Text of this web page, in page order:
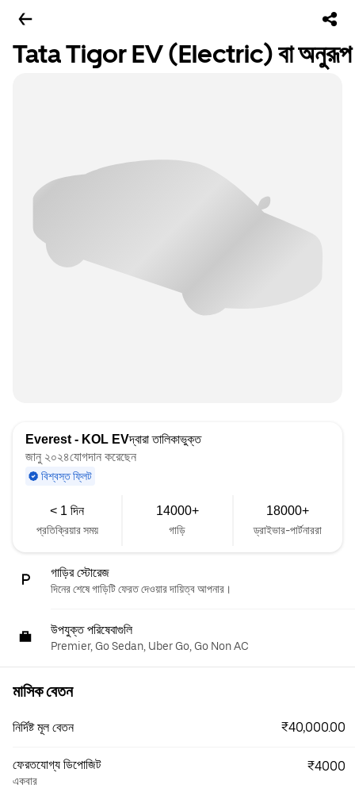
Tata Tigor EV (Electric) বা অনুরূপ
Everest - KOL EVদ্বারা তালিকাভুক্ত
জানু ২০২৪যোগদান করেছেন
বিশ্বস্ত ফ্লিট
< 1 দিন
প্রতিক্রিয়ার সময়
14000+
গাড়ি
18000+
ড্রাইভার-পার্টনাররা
গাড়ির স্টোরেজ
দিনের শেষে গাড়িটি ফেরত দেওয়ার দায়িত্ব আপনার।
উপযুক্ত পরিষেবাগুলি
Premier, Go Sedan, Uber Go, Go Non AC
মাসিক বেতন
নির্দিষ্ট মূল বেতন ₹40,000.00
ফেরতযোগ্য ডিপোজিট
একবার
₹4000